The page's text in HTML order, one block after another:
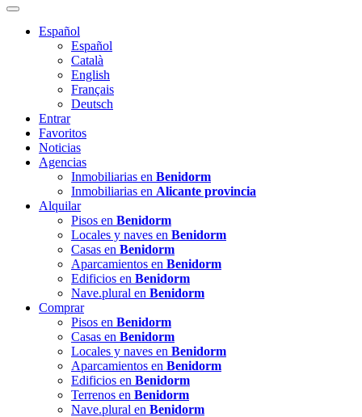
Español
Español
Català
English
Français
Deutsch
Entrar
Favoritos
Noticias
Agencias
Inmobiliarias en Benidorm
Inmobiliarias en Alicante provincia
Alquilar
Pisos en Benidorm
Locales y naves en Benidorm
Casas en Benidorm
Aparcamientos en Benidorm
Edificios en Benidorm
Nave.plural en Benidorm
Comprar
Pisos en Benidorm
Casas en Benidorm
Locales y naves en Benidorm
Aparcamientos en Benidorm
Edificios en Benidorm
Terrenos en Benidorm
Nave.plural en Benidorm